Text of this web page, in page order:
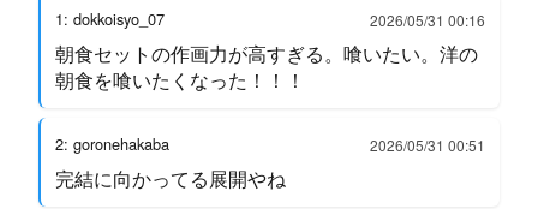
1: dokkoisyo_07 2026/05/31 00:16
朝食セットの作画力が高すぎる。喰いたい。洋の
朝食を喰いたくなった！！！
2: goronehakaba 2026/05/31 00:51
完結に向かってる展開やね